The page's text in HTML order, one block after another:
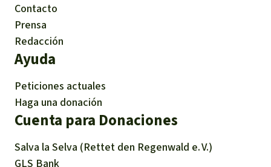
Contacto
Prensa
Redacción
Ayuda
Peticiones actuales
Haga una donación
Cuenta para Donaciones
Salva la Selva (Rettet den Regenwald e. V.)
GLS Bank